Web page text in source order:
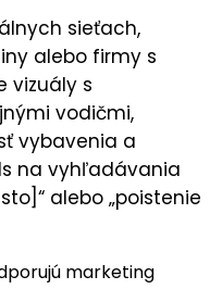
sieťach,
alebo firmy s
vizuály s
vodičmi,
vybavenia a
na vyhľadávania
alebo „poistenie
marketing